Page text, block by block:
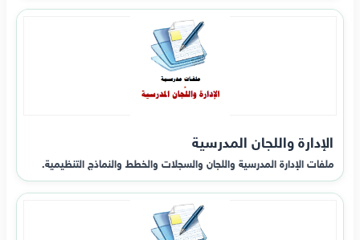
الإدارة واللجان المدرسية
ملفات الإدارة المدرسية واللجان والسجلات والخطط والنماذج التنظيمية.